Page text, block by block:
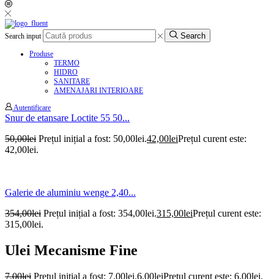
Search input Search
Produse
TERMO
HIDRO
SANITARE
AMENAJARI INTERIOARE
Autentificare
Snur de etansare Loctite 55 50...
50,00lei Prețul inițial a fost: 50,00lei.42,00leiPrețul curent este:
42,00lei.
Galerie de aluminiu wenge 2,40...
354,00lei Prețul inițial a fost: 354,00lei.315,00leiPrețul curent este:
315,00lei.
Ulei Mecanisme Fine
7,00lei Prețul inițial a fost: 7,00lei.6,00leiPrețul curent este: 6,00lei.